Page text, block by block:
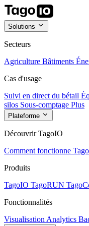
Solutions
Secteurs
Agriculture Bâtiments
Cas d'usage
Suivi en direct du bétail
silos Sous-comptage Plus
Plateforme
Découvrir TagoIO
Comment fonctionne
Produits
TagoIO TagoRUN
Fonctionnalités
Visualisation Analytics